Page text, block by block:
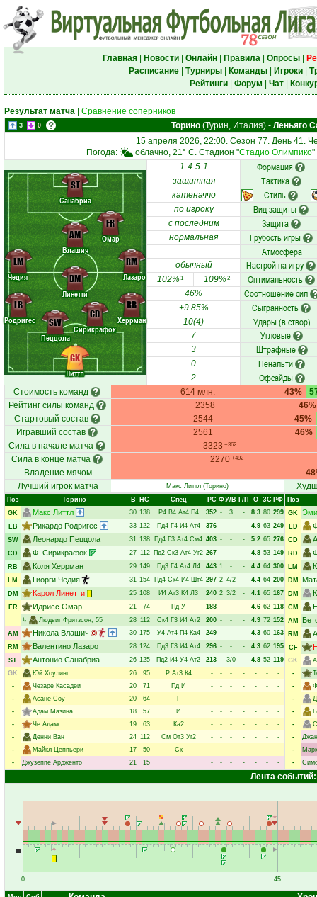
Главная| Новости| Онлайн| Правила| Опросы|
Расписание| Турниры| Команды| Игроки|
Рейтинги| Форум Чат|
Результат матча Сравнение соперников
3 0 Торино (Турин, Италия) - Леньяго
15 апреля 2026, 22:00. Сезон 77. День 41.
Погода:
облачно, 21° C. Стадион "Стадио Олимпико"
Литтл
Родригес
Пеццола
Сирикрафок
Херрман
Чедия
Линетти
Омар
Влашич
Лазаро
Санабриа
GK
LB
SW
CD
RB
LM
DM
FR
AM
RM
ST
1-4-5-1 Формация
защитная Тактика
катеначчо Стиль
по игроку Вид защиты
с последним Защита
нормальная Грубость игры
- Атмосфера
обычный Настрой на игру
102%1 109%2 Оптимальность
46% Соотношение сил
+9.85% Сыгранность
10(4) Удары (в створ)
7 Угловые
3 Штрафные
0 Пенальти
2 Офсайды
Стоимость команд 614 млн. 43%
Рейтинг силы команд
2358
46%
Стартовый состав
2544
45%
Игравший состав
2561
46%
Сила в начале матча
3323 +362
Сила в конце матча 2270 +492
Владение мячом
Лучший игрок матча
Макс Литтл (Торино)
Поз Торино В НC Спец РC ФУ/В Г/П О ЗС РФ
GK
Макс Литтл 30 138 Р4 В4 Ат4 П4 352 - 3 - 8.3 80 299
LB
Рикардо Родригес 33 122 Пд4 Г4 И4 Ат4 376 - - - 4.9 63 249
SW
Леонардо Пеццола 31 138 Пд4 Г3 Ат4 См4 403 - - - 5.2 65 276
CD
Ф. Сирикрафок 27 112 Пд2 Ск3 Ат4 Уг2 267 - - - 4.8 53 149
RB
Коля Херрман 29 149 Пд3 Г4 Ат4 Л4 443 1 - - 4.4 64 300
LM
Гиорги Чедия 31 154 Пд4 Ск4 И4 Шт4 297 2 4/2 - 4.4 64 200
DM
Карол Линетти 25 108 И4 Ат3 К4 Л3 240 2 3/2 - 4.1 65 167
FR
Идрисс Омар 21 74 Пд У 188 - - - 4.6 62 118
↳
Людвиг Фритзсон, 55 28 112 Ск4 Г3 И4 Ат2 200 - - - 4.9 72 152
AM
Никола Влашич 30 175 У4 Ат4 П4 Ка4 249 - - - 4.3 60 163
RM
Валентино Лазаро 28 124 Пд3 Г3 И4 Ат4 296 - - - 4.3 62 195
ST
Антонио Санабриа 26 125 Пд2 И4 У4 Ат2 213 - 3/0 - 4.8 52 119
GK
Юй Хоулинг 26 95 Р Ат3 К4 - - - - - -
-
-
Чезаре Касадеи 20 71 Пд И - - - - - -
-
-
Асане Соу 20 64 Г - - - - - -
-
-
Адам Мазина 18 57 И - - - - - -
-
-
Че Адамс 19 63 Ка2 - - - - - -
-
-
Денни Ван 24 112 См От3 Уг2 - - - - - -
-
-
Майкл Цеппьери 17 50 Ск - - - - - -
-
-
Джузеппе Ардженто 21 15 - - - - - - -
Поз
GK
LD
CD
RD
LM
DM
DM
CM
AM
RM
CF
GK
-
-
-
-
-
-
-
-
Лента событий:
0 45